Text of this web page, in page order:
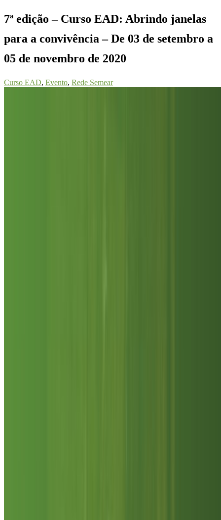
7ª edição – Curso EAD: Abrindo janelas
para a convivência – De 03 de setembro a
05 de novembro de 2020
Curso EAD, Evento, Rede Semear